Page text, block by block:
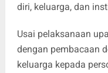
diri, keluarga, dan
Usai pelaksanaan
dengan pembacaan
keluarga kepada